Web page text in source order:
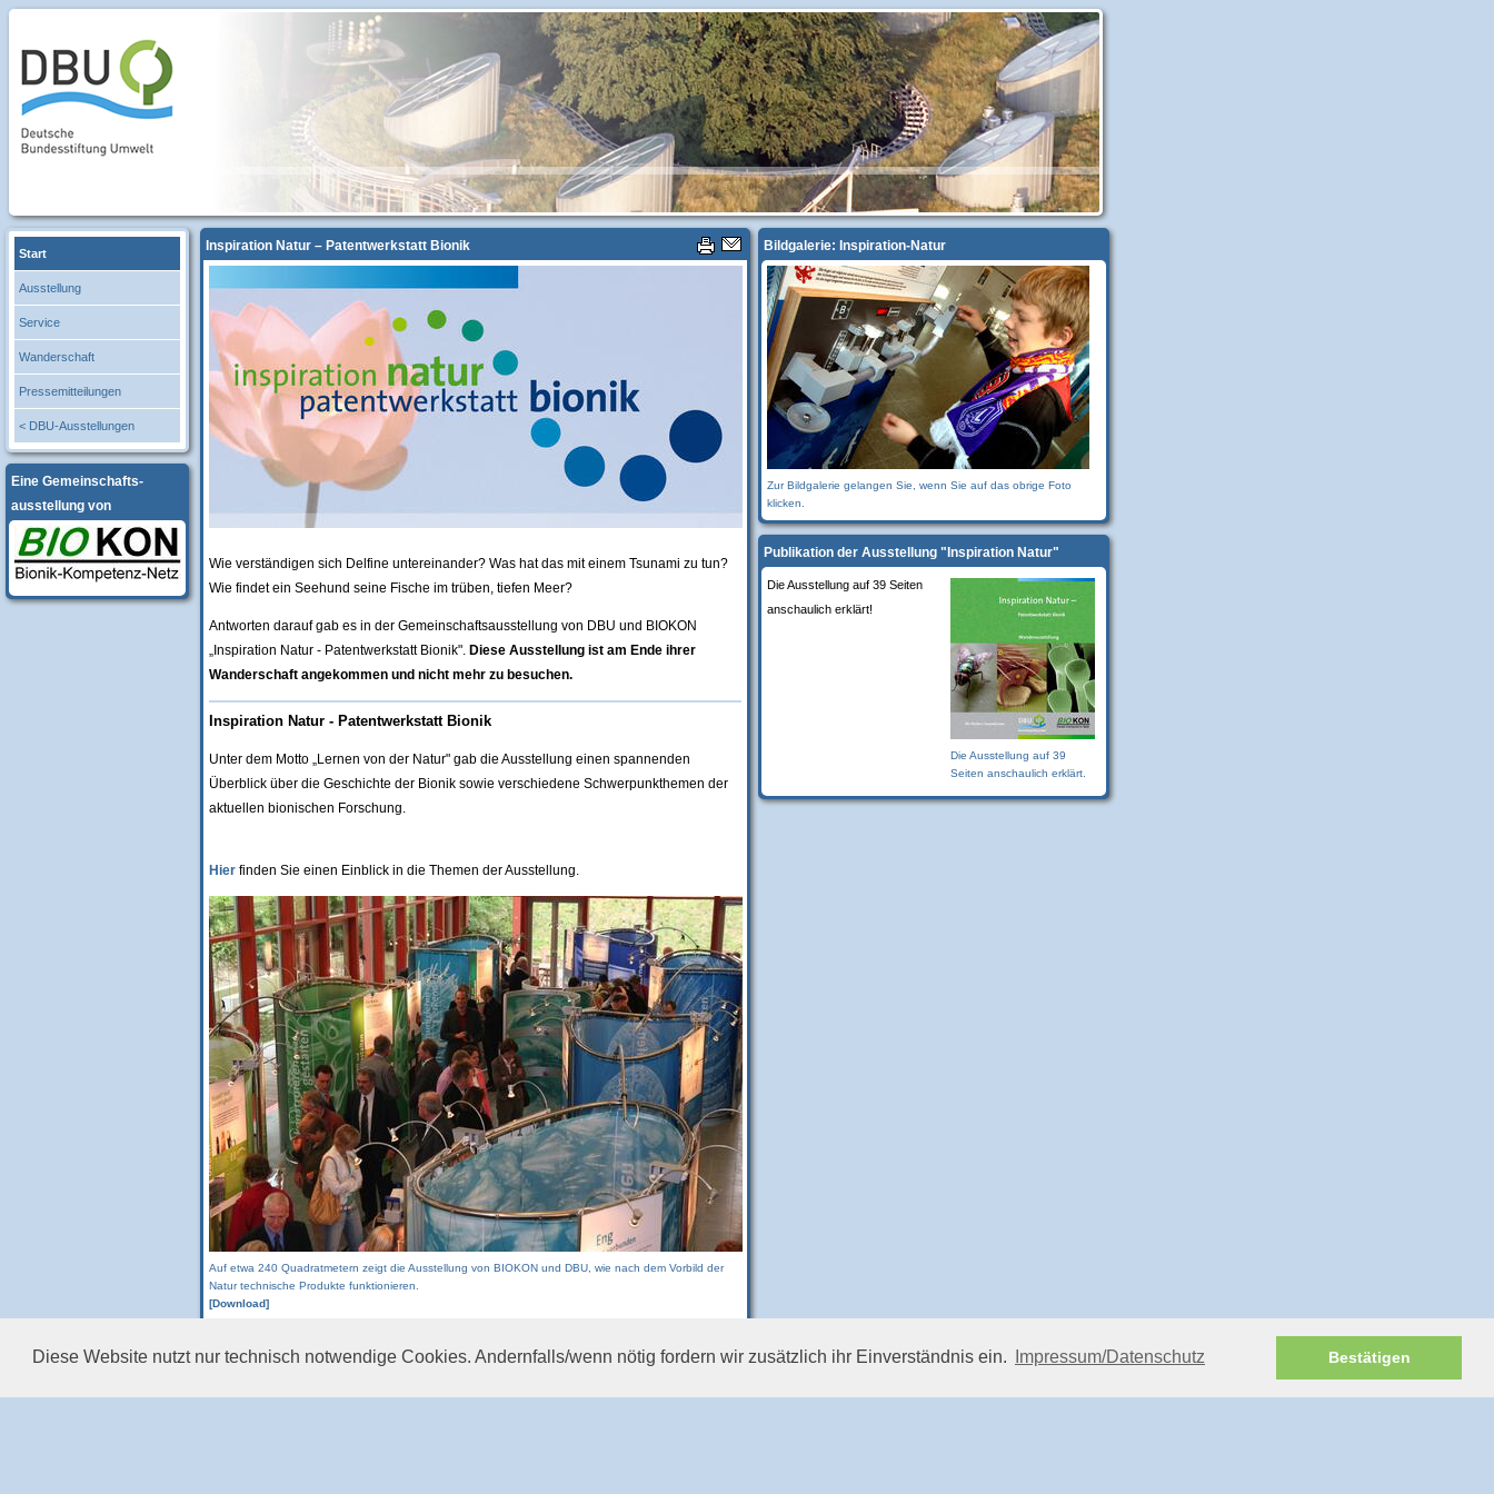
Diese Website nutzt nur technisch notwendige Cookies. Andernfalls/wenn nötig fordern wir zusätzlich ihr Einverständnis ein. Impressum/Datenschutz Bestätigen
Start
Ausstellung
Service
Wanderschaft
Pressemitteilungen
< DBU-Ausstellungen
Eine Gemeinschafts-
ausstellung von
Inspiration Natur – Patentwerkstatt Bionik
Wie verständigen sich Delfine untereinander? Was hat das mit einem Tsunami zu tun?
Wie findet ein Seehund seine Fische im trüben, tiefen Meer?
Antworten darauf gab es in der Gemeinschaftsausstellung von DBU und BIOKON
„Inspiration Natur - Patentwerkstatt Bionik". Diese Ausstellung ist am Ende ihrer
Wanderschaft angekommen und nicht mehr zu besuchen.
Inspiration Natur - Patentwerkstatt Bionik
Unter dem Motto „Lernen von der Natur" gab die Ausstellung einen spannenden
Überblick über die Geschichte der Bionik sowie verschiedene Schwerpunkthemen der
aktuellen bionischen Forschung.
Hier finden Sie einen Einblick in die Themen der Ausstellung.
Auf etwa 240 Quadratmetern zeigt die Ausstellung von BIOKON und DBU, wie nach dem Vorbild der
Natur technische Produkte funktionieren.
[Download]
Bildgalerie: Inspiration-Natur
Zur Bildgalerie gelangen Sie, wenn Sie auf das obrige Foto
klicken.
Publikation der Ausstellung "Inspiration Natur"
Die Ausstellung auf 39
Seiten anschaulich erklärt.
Die Ausstellung auf 39 Seiten
anschaulich erklärt!